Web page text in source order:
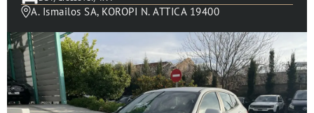
A. Ismailos SA, KOROPI N. ATTICA 19400